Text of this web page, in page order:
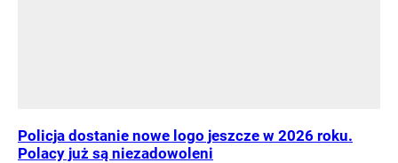
Policja dostanie nowe logo jeszcze w 2026 roku.
Polacy już są niezadowoleni